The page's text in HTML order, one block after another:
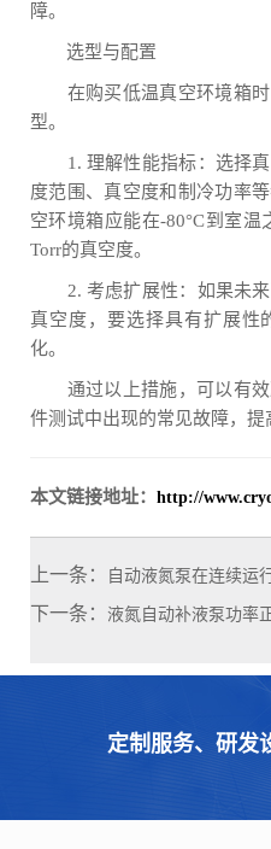
障。
选型与配置
在购买低温真空环境箱时
型。
1. 理解性能指标：选择真
度范围、真空度和制冷功率
空环境箱应能在-80°C到室
Torr的真空度。
2. 考虑扩展性：如果未来
真空度，要选择具有扩展性
化。
通过以上措施，可以有效
件测试中出现的常见故障，提
本文链接地址： http://
上一条： 自动液氮泵在连续运
下一条： 液氮自动补液泵功率
定制服务、研发